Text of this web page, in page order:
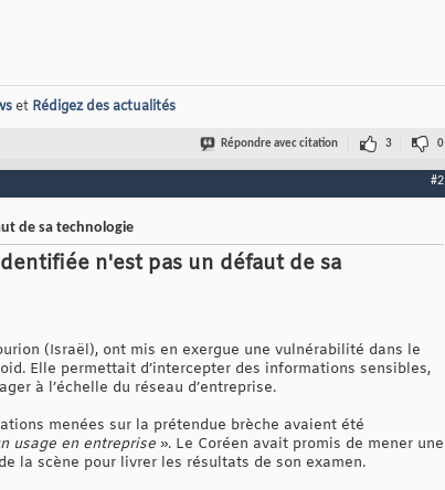
et Rédigez des actualités
Répondre avec citation 3 0
#2
de sa technologie
n'est pas un défaut de sa
(Israël), ont mis en exergue une vulnérabilité dans le
Elle permettait d’intercepter des informations sensibles,
à l’échelle du réseau d’entreprise.
menées sur la prétendue brèche avaient été
usage en entreprise ». Le Coréen avait promis de mener une
la scène pour livrer les résultats de son examen.